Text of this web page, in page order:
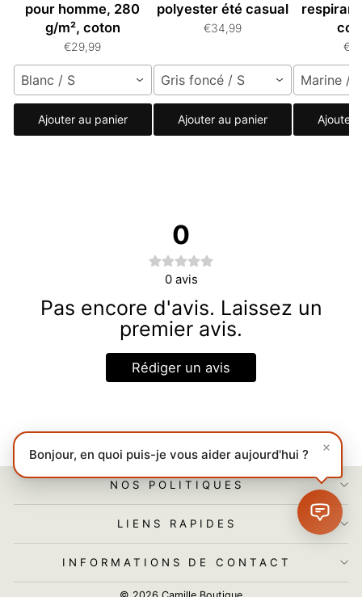
pour homme, 280
g/m², coton
€29,99
Blanc / S
Ajouter au panier
polyester été casual
€34,99
Gris foncé / S
Ajouter au panier
Marine /
Ajouter
0
0 avis
Pas encore d'avis. Laissez un
premier avis.
Rédiger un avis
NOS POLITIQUES
LIENS RAPIDES
INFORMATIONS DE CONTACT
Bonjour, en quoi puis-je vous aider aujourd'hui ?